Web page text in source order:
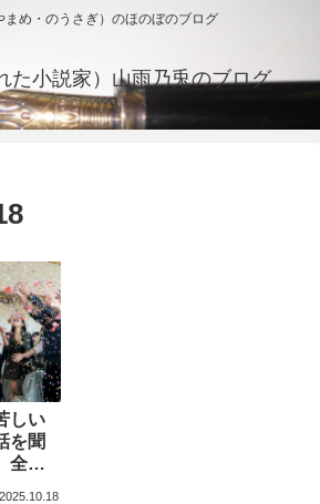
まめ・のうさぎ）のほのぼのブログ
た小説家）山雨乃兎のブログ
しい
を聞
全国
2025.10.18